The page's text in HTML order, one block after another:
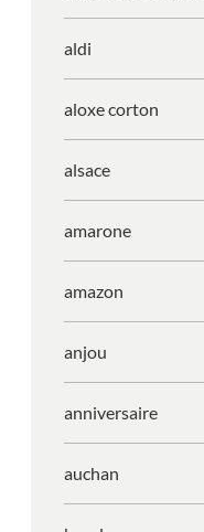
aldi
aloxe corton
alsace
amarone
amazon
anjou
anniversaire
auchan